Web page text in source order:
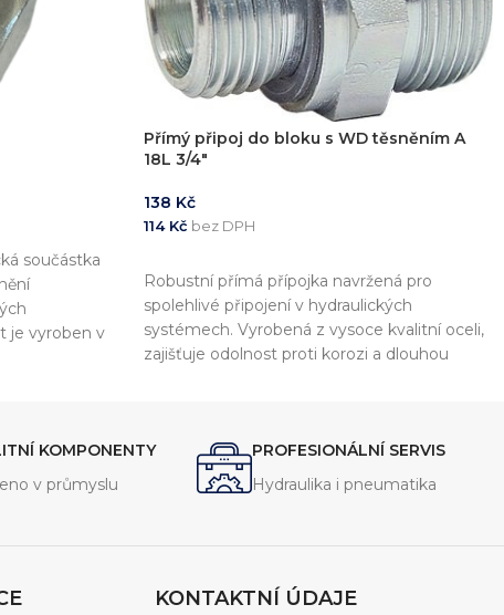
součástka
je vyroben v
Přímý připoj do bloku s WD těsněním A
18L 3/4″
138 Kč
114 Kč bez DPH
Robustní přímá přípojka navržená pro
spolehlivé připojení v hydraulických
systémech. Vyrobená z vysoce kvalitní oceli,
zajišťuje odolnost proti korozi a dlouhou
aplikacích, kde je vyžadována maximální
spolehlivost.
KOMPONENTY
v průmyslu
PROFESIONÁLNÍ SERVIS
Hydraulika i pneumatika
KONTAKTNÍ ÚDAJE